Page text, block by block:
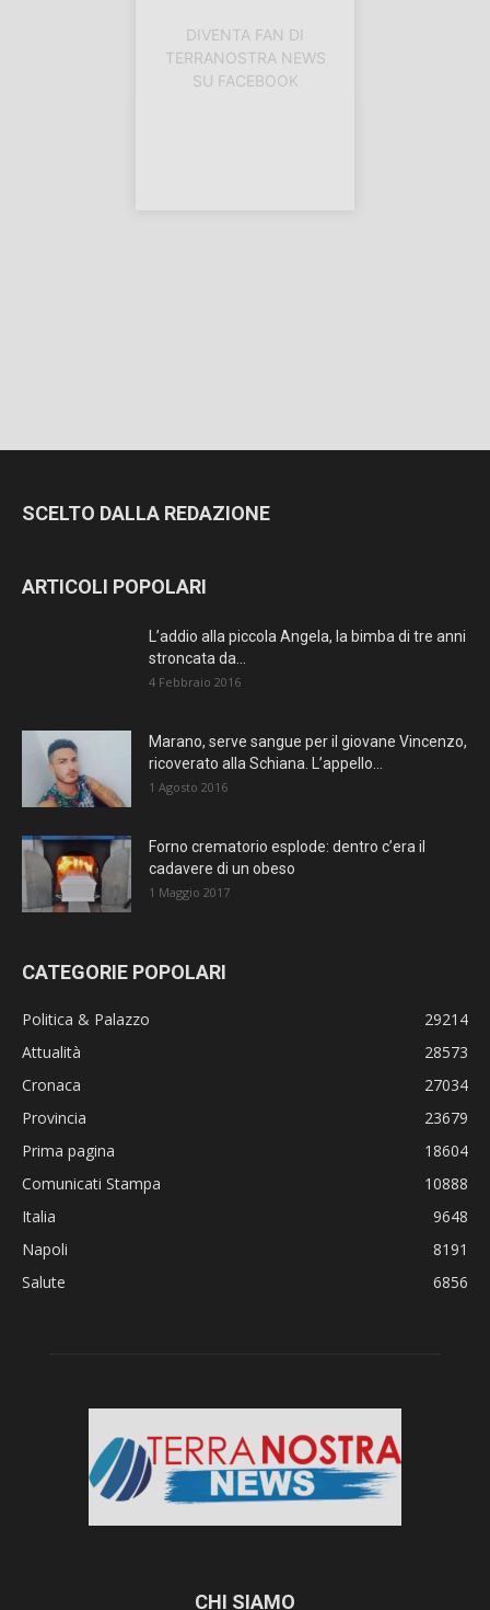
SCELTO DALLA REDAZIONE
ARTICOLI POPOLARI
L’addio alla piccola Angela, la bimba di tre anni
stroncata da...
4 Febbraio 2016
Marano, serve sangue per il giovane Vincenzo,
ricoverato alla Schiana. L’appello...
1 Agosto 2016
Forno crematorio esplode: dentro c’era il
cadavere di un obeso
1 Maggio 2017
CATEGORIE POPOLARI
Politica & Palazzo
29214
Attualità
28573
Cronaca
27034
Provincia
23679
Prima pagina
18604
Comunicati Stampa
10888
Italia
9648
Napoli
8191
Salute
6856
CHI SIAMO
DIVENTA FAN DI
TERRANOSTRA NEWS
SU FACEBOOK